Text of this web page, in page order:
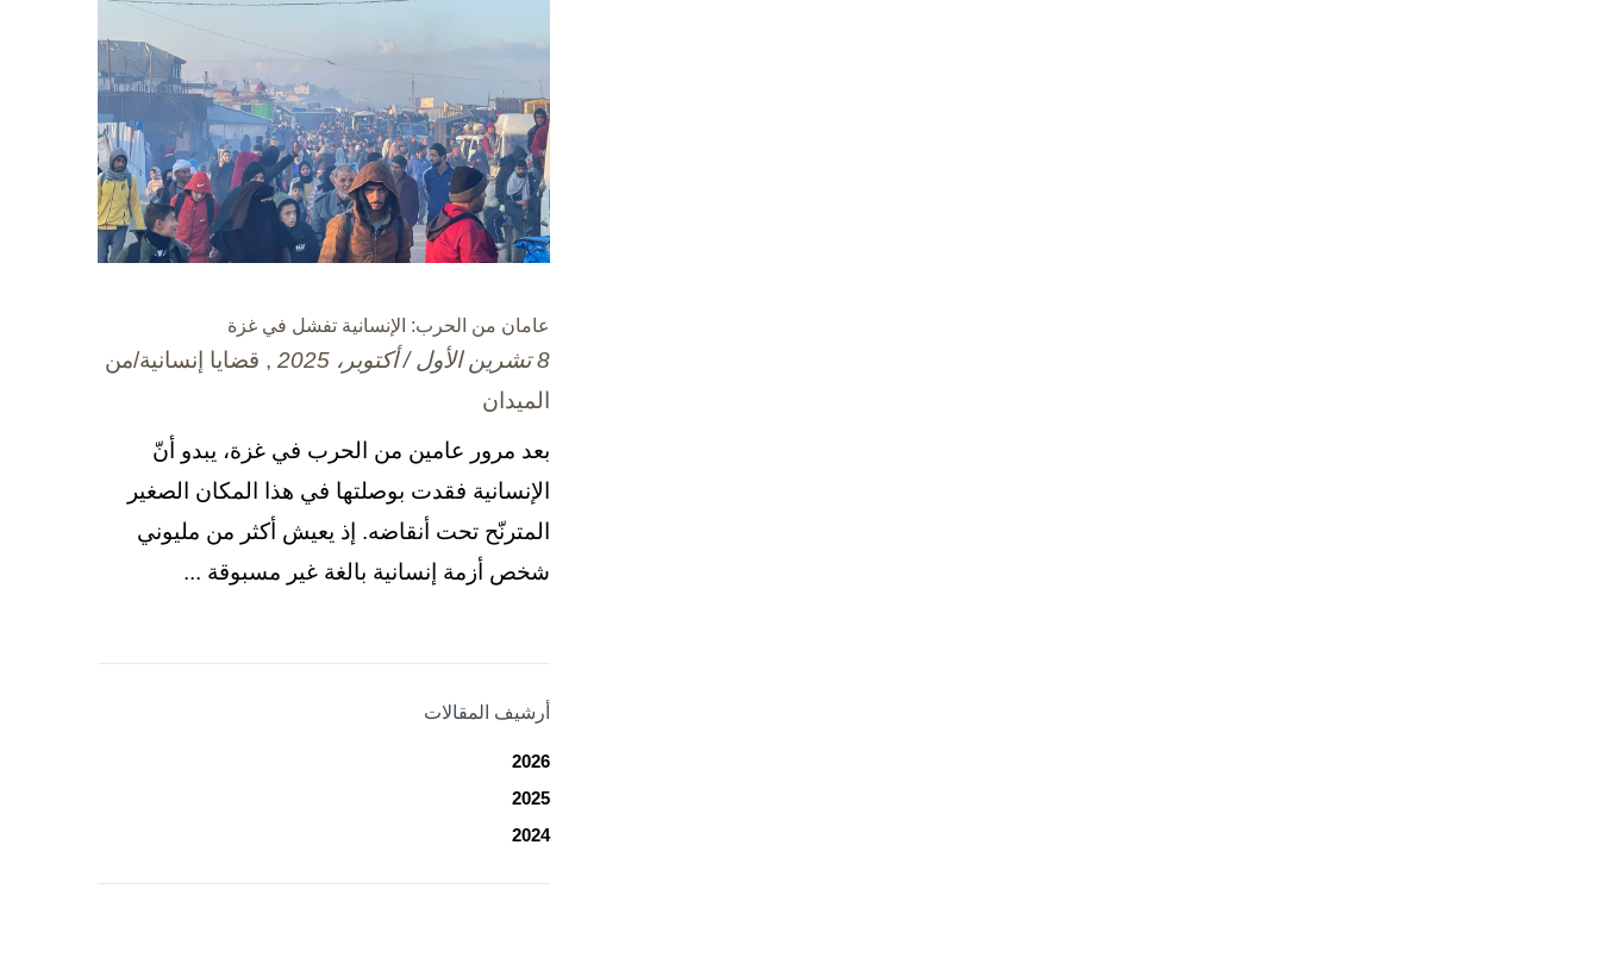
عامان من الحرب: الإنسانية تفشل في غزة
8 تشرين الأول / أكتوبر، 2025
, قضايا إنسانية/من
الميدان
بعد مرور عامين من الحرب في غزة، يبدو أنّ
الإنسانية فقدت بوصلتها في هذا المكان الصغير
المترنّح تحت أنقاضه. إذ يعيش أكثر من مليوني
شخص أزمة إنسانية بالغة غير مسبوقة ...
أرشيف المقالات
2026
2025
2024